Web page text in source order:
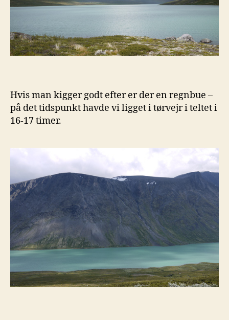
Hvis man kigger godt efter er der en regnbue –
på det tidspunkt havde vi ligget i tørvejr i teltet i
16-17 timer.